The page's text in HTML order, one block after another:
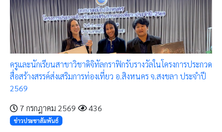
ครูและนักเรียนสาขาวิชาดิจิทัลกราฟิกรับรางวัลในโครงการประกวด
สื่อสร้างสรรค์ส่งเสริมการท่องเที่ยว อ.สิงหนคร จ.สงขลา ประจำปี
2569
7 กรกฎาคม 2569
436
ข่าวประชาสัมพันธ์